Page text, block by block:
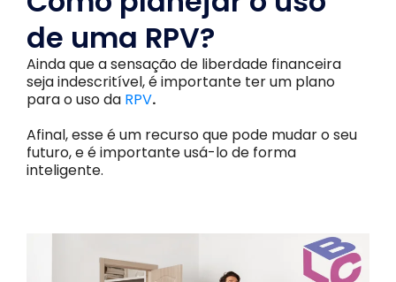
de uma RPV?
Ainda que a sensação de liberdade financeira
seja indescritível, é importante ter um plano
para o uso da RPV.
Afinal, esse é um recurso que pode mudar o seu
futuro, e é importante usá-lo de forma
inteligente.